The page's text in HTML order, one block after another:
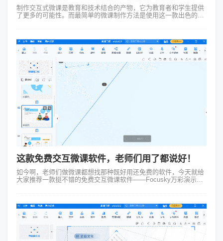
制作交互式微课是教育和技术结合的产物，它为教育者和学生提供
了更多的可能性。而最简单的微课制作方法是使用这一款出色的工
这款免费交互微课软件，老师们用了都说好！
如今啊，老师们做微课都想找那种既好用还免费的软件，今天就给
大家推荐一款挺不错的免费交互微课软件——Focusky万彩演示大